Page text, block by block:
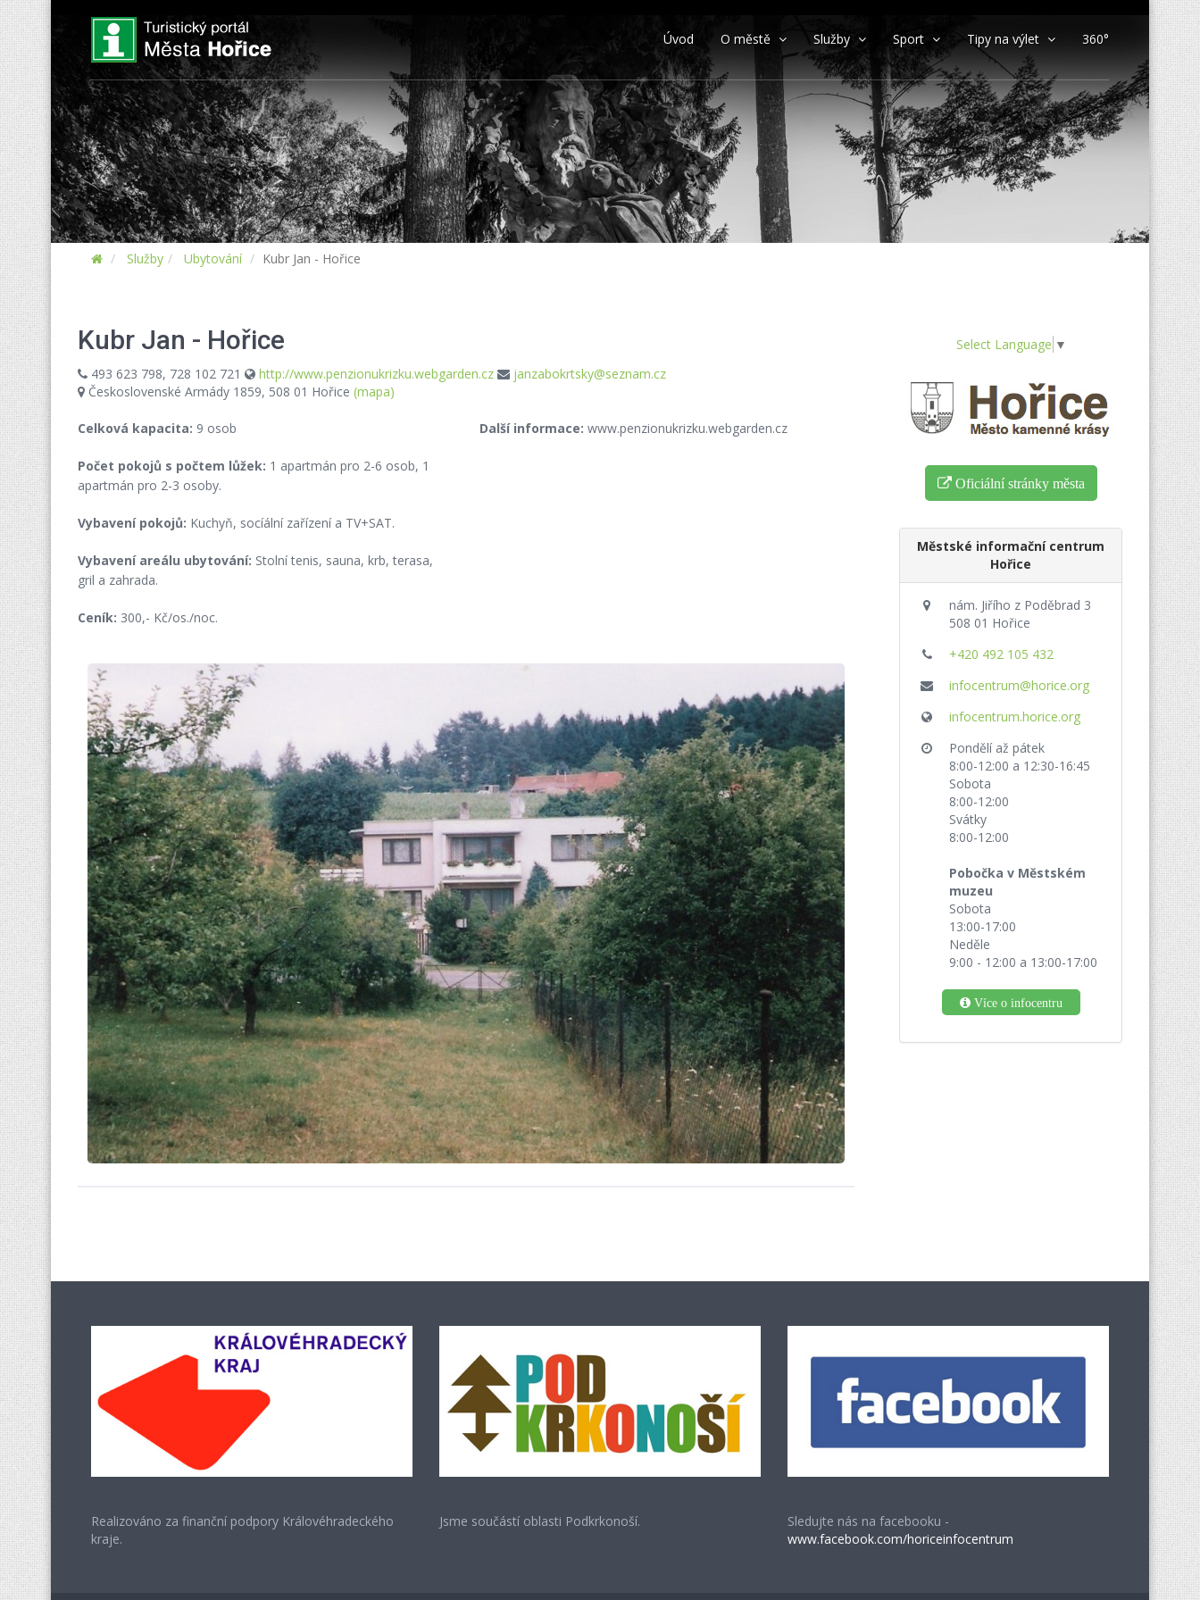
Úvod O městě Služby Sport Tipy na výlet 360°
Služby Ubytování Kubr Jan - Hořice
Select Language ▼
Oficiální stránky města
Městské informační centrum
Hořice
nám. Jiřího z Poděbrad 3
508 01 Hořice
+420 492 105 432
infocentrum@horice.org
infocentrum.horice.org
Pondělí až pátek
8:00-12:00 a 12:30-16:45
Sobota
8:00-12:00
Svátky
8:00-12:00
Pobočka v Městském
muzeu
Sobota
13:00-17:00
Neděle
9:00 - 12:00 a 13:00-17:00
Více o infocentru
Kubr Jan - Hořice
493 623 798, 728 102 721 http://www.penzionukrizku.webgarden.cz
janzabokrtsky@seznam.cz
Československé Armády 1859, 508 01 Hořice (mapa)
Celková kapacita: 9 osob
Počet pokojů s počtem lůžek: 1 apartmán pro 2-6 osob, 1
apartmán pro 2-3 osoby.
Vybavení pokojů: Kuchyň, socíální zařízení a TV+SAT.
Vybavení areálu ubytování: Stolní tenis, sauna, krb, terasa,
gril a zahrada.
Ceník: 300,- Kč/os./noc.
Další informace: www.penzionukrizku.webgarden.cz
Realizováno za finanční podpory Královéhradeckého
kraje.
Jsme součástí oblasti Podkrkonoší.
Sledujte nás na facebooku -
www.facebook.com/horiceinfocentrum